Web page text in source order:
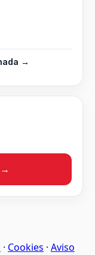
→
· Cookies · Aviso